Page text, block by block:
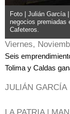
Foto | Julián García
negocios premiadas
Cafeteros.
Viernes,
Seis
Tolima y Caldas
JULIÁN GARCÍA
LA PATRIA |